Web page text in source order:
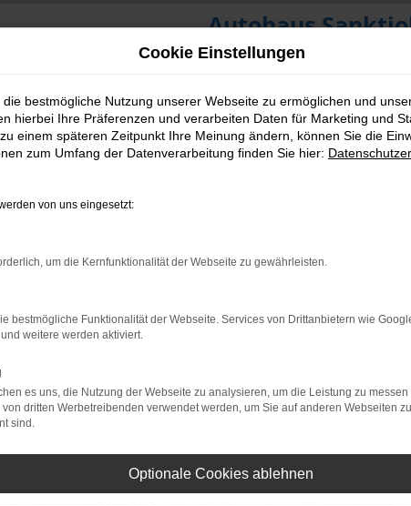
Autohaus
Cookie Einstellungen
bestmögliche Nutzung unserer Webseite zu ermöglichen und
hierbei Ihre Präferenzen und verarbeiten Daten für Marketing und
einem späteren Zeitpunkt Ihre Meinung ändern, können Sie die
zum Umfang der Datenverarbeitung finden Sie hier:
von uns eingesetzt:
um die Kernfunktionalität der Webseite zu gewährleisten.
bestmögliche Funktionalität der Webseite. Services von Drittanbietern wie
weitere werden aktiviert.
es uns, die Nutzung der Webseite zu analysieren, um die Leistung zu
dritten Werbetreibenden verwendet werden, um Sie auf anderen Webseiten
sind.
Optionale Cookies ablehnen